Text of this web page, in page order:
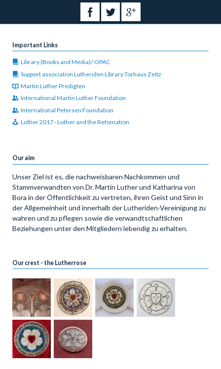
Important Links
Library (Books and Media)/ OPAC
Support association Lutheriden Library Torhaus Zeitz
Martin Luther Predigten
International Martin Luther Foundation
International Petersen Foundation
Luther 2017 - Luther and the Refomation
Our aim
Unser Ziel ist es, die nachweisbaren Nachkommen und
Stammverwandten von Dr. Martin Luther und Katharina von
Bora in der Öffentlichkeit zu vertreten, ihren Geist und Sinn in
der Allgemeinheit und innerhalb der Lutheriden-Vereinigung zu
wahren und zu pflegen sowie die verwandtschaftlichen
Beziehungen unter den Mitgliedern lebendig zu erhalten.
Our crest - the Lutherrose